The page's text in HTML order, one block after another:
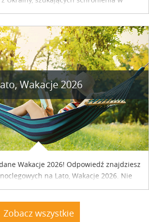
Wakacje 2026
Wakacje 2026! Odpowiedź znajdziesz
na Lato, Wakacje 2026. Nie
czekają...
Zobacz wszystkie